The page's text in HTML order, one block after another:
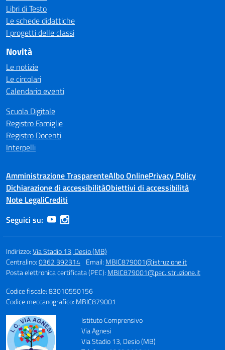
Libri di Testo
Le schede didattiche
I progetti delle classi
Novità
Le notizie
Le circolari
Calendario eventi
Scuola Digitale
Registro Famiglie
Registro Docenti
Interpelli
Amministrazione TrasparenteAlbo OnlinePrivacy Policy
Dichiarazione di accessibilitàObiettivi di accessibilità
Note LegaliCrediti
Seguici su:
Indirizzo:Via Stadio 13, Desio (MB)
Centralino:0362 392314 Email: MBIC879001@istruzione.it
Posta elettronica certificata (PEC): MBIC879001@pec.istruzione.it
Codice fiscale: 83010550156
Codice meccanografico: MBIC879001
Istituto Comprensivo
Via Agnesi
Via Stadio 13, Desio (MB)